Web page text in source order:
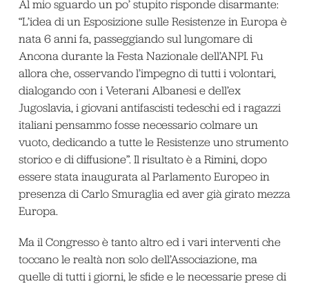
Al mio sguardo un po’ stupito risponde disarmante:
“L’idea di un Esposizione sulle Resistenze in Europa è
nata 6 anni fa, passeggiando sul lungomare di
Ancona durante la Festa Nazionale dell’ANPI. Fu
allora che, osservando l’impegno di tutti i volontari,
dialogando con i Veterani Albanesi e dell’ex
Jugoslavia, i giovani antifascisti tedeschi ed i ragazzi
italiani pensammo fosse necessario colmare un
vuoto, dedicando a tutte le Resistenze uno strumento
storico e di diffusione”. Il risultato è a Rimini, dopo
essere stata inaugurata al Parlamento Europeo in
presenza di Carlo Smuraglia ed aver già girato mezza
Europa.
Ma il Congresso è tanto altro ed i vari interventi che
toccano le realtà non solo dell’Associazione, ma
quelle di tutti i giorni, le sfide e le necessarie prese di